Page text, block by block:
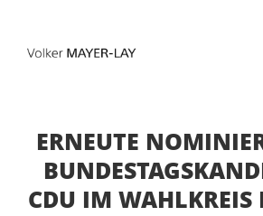
ERNEUTE
CDU IM WAHLKREIS